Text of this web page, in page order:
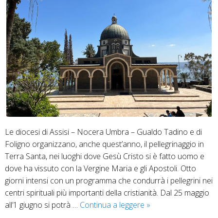
Le diocesi di Assisi – Nocera Umbra – Gualdo Tadino e di
Foligno organizzano, anche quest’anno, il pellegrinaggio in
Terra Santa, nei luoghi dove Gesù Cristo si è fatto uomo e
dove ha vissuto con la Vergine Maria e gli Apostoli. Otto
giorni intensi con un programma che condurrà i pellegrini nei
centri spirituali più importanti della cristianità. Dal 25 maggio
all’1 giugno si potrà … Continua a leggere Alla
»